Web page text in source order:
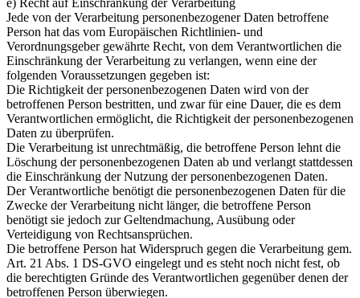
e) Recht auf Einschränkung der Verarbeitung
Jede von der Verarbeitung personenbezogener Daten betroffene
Person hat das vom Europäischen Richtlinien- und
Verordnungsgeber gewährte Recht, von dem Verantwortlichen die
Einschränkung der Verarbeitung zu verlangen, wenn eine der
folgenden Voraussetzungen gegeben ist:
Die Richtigkeit der personenbezogenen Daten wird von der
betroffenen Person bestritten, und zwar für eine Dauer, die es dem
Verantwortlichen ermöglicht, die Richtigkeit der personenbezogenen
Daten zu überprüfen.
Die Verarbeitung ist unrechtmäßig, die betroffene Person lehnt die
Löschung der personenbezogenen Daten ab und verlangt stattdessen
die Einschränkung der Nutzung der personenbezogenen Daten.
Der Verantwortliche benötigt die personenbezogenen Daten für die
Zwecke der Verarbeitung nicht länger, die betroffene Person
benötigt sie jedoch zur Geltendmachung, Ausübung oder
Verteidigung von Rechtsansprüchen.
Die betroffene Person hat Widerspruch gegen die Verarbeitung gem.
Art. 21 Abs. 1 DS-GVO eingelegt und es steht noch nicht fest, ob
die berechtigten Gründe des Verantwortlichen gegenüber denen der
betroffenen Person überwiegen.